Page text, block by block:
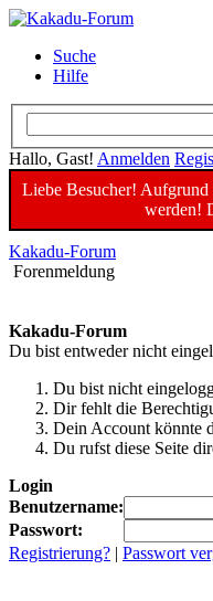
Suche
Hilfe
Hallo, Gast! Anmelden
Liebe Besucher! Aufgrund
werden!
Kakadu-Forum
Forenmeldung
Kakadu-Forum
Du bist entweder nicht
Du bist nicht
Dir fehlt die
Dein Account könnte
Du rufst diese Seite
Login
Benutzername:
Passwort:
Registrierung? | Passwort